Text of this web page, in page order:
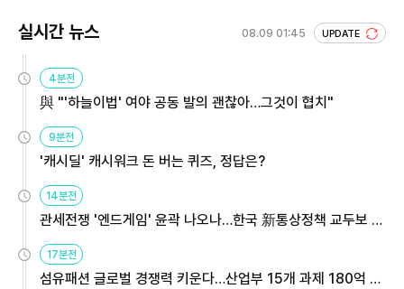
실시간 뉴스 08.09 01:45 UPDATE
4분전
與 "'하늘이법' 여야 공동 발의 괜찮아…그것이 협치"
9분전
'캐시딜' 캐시워크 돈 버는 퀴즈, 정답은?
14분전
관세전쟁 '엔드게임' 윤곽 나오나…한국 新통상정책 교두보 활
용해야
17분전
섬유패션 글로벌 경쟁력 키운다…산업부 15개 과제 180억 지